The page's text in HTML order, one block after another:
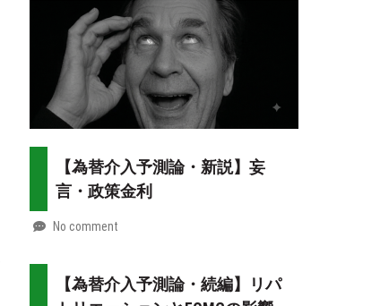
【為替介入予測論・新説】妄
言・政策金利
by
more
No comment
【為替介入予測論・続編】リパ